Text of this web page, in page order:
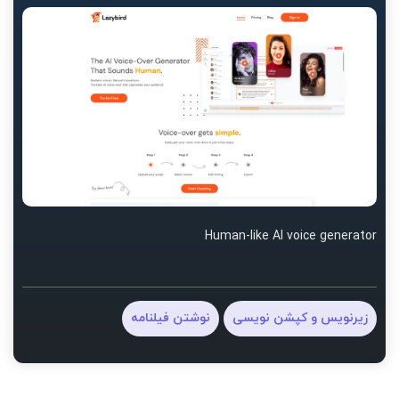
Human-like AI voice generator
زیرنویس و کپشن نویسی نوشتن فیلنامه